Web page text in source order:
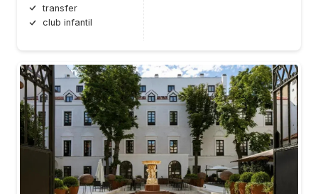
transfer
club infantil